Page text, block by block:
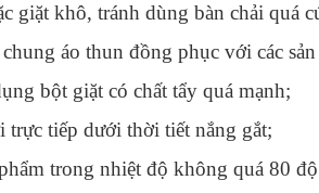
khô, tránh dùng bàn chải quá
áo thun đồng phục với các sản
bột giặt có chất tẩy quá mạnh;
tiếp dưới thời tiết nắng gắt;
trong nhiệt độ không quá 80